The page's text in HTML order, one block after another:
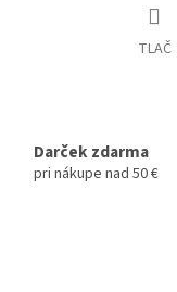
TLAČ
Darček zdarma
pri nákupe nad 50 €